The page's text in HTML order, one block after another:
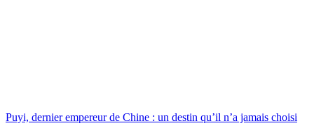
Puyi, dernier empereur de Chine : un destin qu’il n’a jamais choisi